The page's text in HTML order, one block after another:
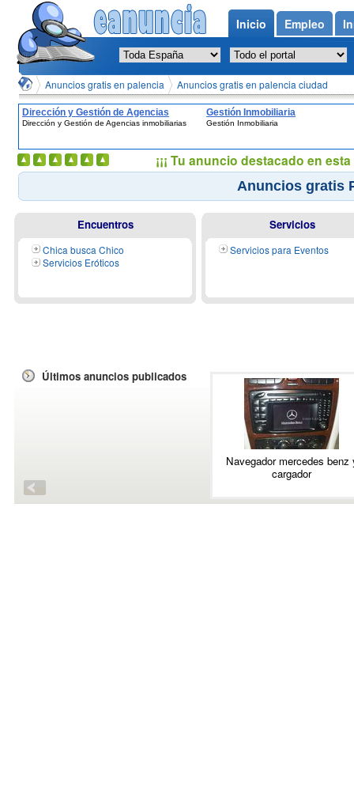
Anuncios gratis en palencia Anuncios gratis en palencia ciudad
Dirección y Gestión de Agencias
inmobiliarias
Dirección y Gestión de Agencias inmobiliarias
Gestión Inmobiliaria
Gestión Inmobiliaria
Anuncios gratis
Encuentros
Chica busca Chico
Servicios Eróticos
Servicios
Servicios para Eventos
Últimos anuncios publicados
Navegador mercedes benz
cargador
Inicio Empleo
¡¡¡ Tu anuncio destacado en